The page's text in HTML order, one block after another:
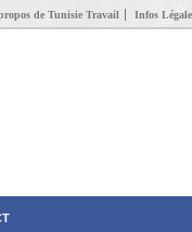
de Tunisie Travail Infos